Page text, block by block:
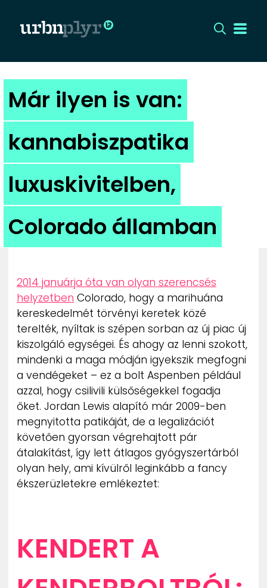
CÍMLAP
DIZÁJN
DIVAT
HIP
KULT
UTCA
ZENE
MÉDIAAJÁNLAT
IMPRESSZUM
PR-ARCHÍVUM
ADATKEZELÉSI TÁJÉKOZTATÓ
Már ilyen is van:
kannabiszpatika
luxuskivitelben,
Colorado államban
2014 januárja óta van olyan szerencsés
helyzetben Colorado, hogy a marihuána
kereskedelmét törvényi keretek közé
terelték, nyíltak is szépen sorban az új piac új
kiszolgáló egységei. És ahogy az lenni szokott,
mindenki a maga módján igyekszik megfogni
a vendégeket – ez a bolt Aspenben például
azzal, hogy csilivili külsőségekkel fogadja
őket. Jordan Lewis alapító már 2009-ben
megnyitotta patikáját, de a legalizációt
követően gyorsan végrehajtott pár
átalakítást, így lett átlagos gyógyszertárból
olyan hely, ami kívülről leginkább a fancy
ékszerüzletekre emlékeztet:
KENDERT A